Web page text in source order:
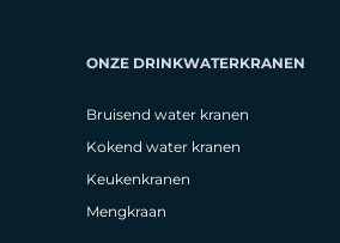
ONZE DRINKWATERKRANEN
Bruisend water kranen
Kokend water kranen
Keukenkranen
Mengkraan